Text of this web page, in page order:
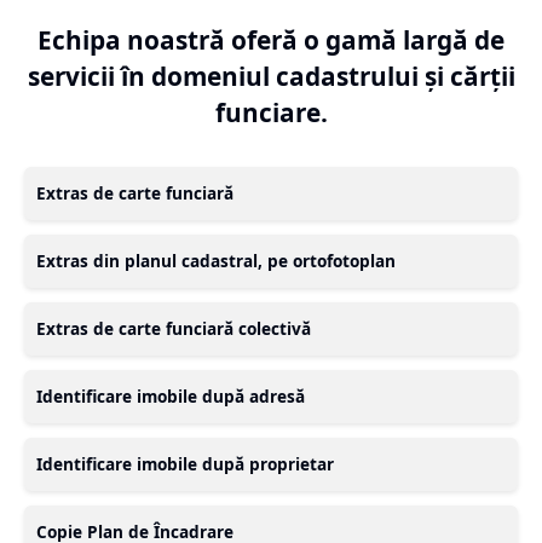
Echipa noastră oferă o gamă largă de
servicii în domeniul cadastrului și cărții
funciare.
Extras de carte funciară
Extras din planul cadastral, pe ortofotoplan
Extras de carte funciară colectivă
Identificare imobile după adresă
Identificare imobile după proprietar
Copie Plan de Încadrare